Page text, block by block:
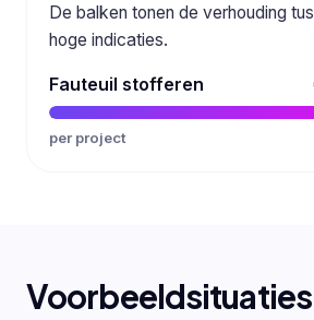
De balken tonen de verhouding
hoge indicaties.
Fauteuil stofferen
per project
Voorbeeldsituaties